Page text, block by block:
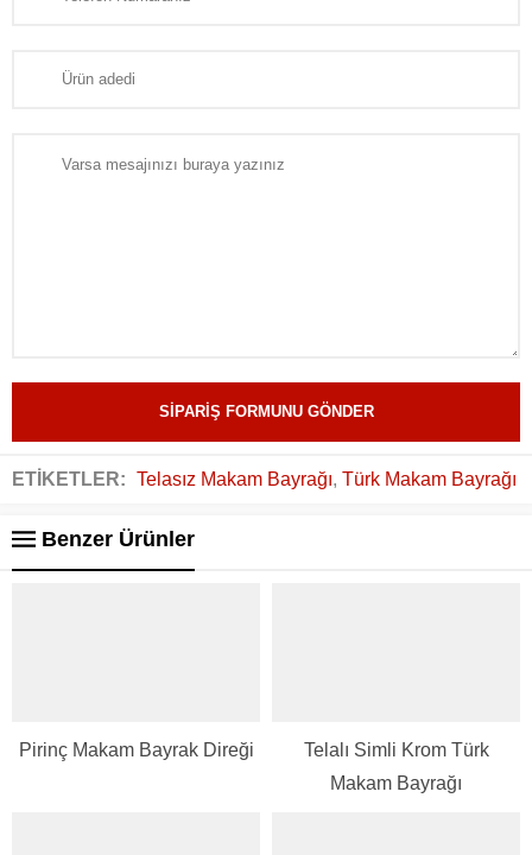
ETİKETLER: Telasız Makam Bayrağı, Türk Makam Bayrağı
Benzer Ürünler
Pirinç Makam Bayrak Direği
Telalı Simli Krom Türk
Makam Bayrağı